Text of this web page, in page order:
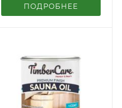
ПОДРОБНЕЕ